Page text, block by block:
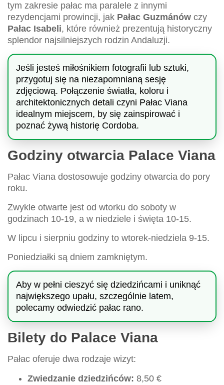
tym zakresie pałac ma paralele z innymi
rezydencjami prowincji, jak Pałac Guzmánów czy
Pałac Isabeli, które również prezentują historyczny
splendor najsilniejszych rodzin Andaluzji.
Jeśli jesteś miłośnikiem fotografii lub sztuki,
przygotuj się na niezapomnianą sesję
zdjęciową. Połączenie światła, koloru i
architektonicznych detali czyni Pałac Viana
idealnym miejscem, by się zainspirować i
poznać żywą historię Cordoba.
Godziny otwarcia Palace Viana
Pałac Viana dostosowuje godziny otwarcia do pory
roku.
Zwykle otwarte jest od wtorku do soboty w
godzinach 10-19, a w niedziele i święta 10-15.
W lipcu i sierpniu godziny to wtorek-niedziela 9-15.
Poniedziałki są dniem zamkniętym.
Aby w pełni cieszyć się dziedzińcami i uniknąć
największego upału, szczególnie latem,
polecamy odwiedzić pałac rano.
Bilety do Palace Viana
Pałac oferuje dwa rodzaje wizyt:
Zwiedzanie dziedzińców: 8,50 €